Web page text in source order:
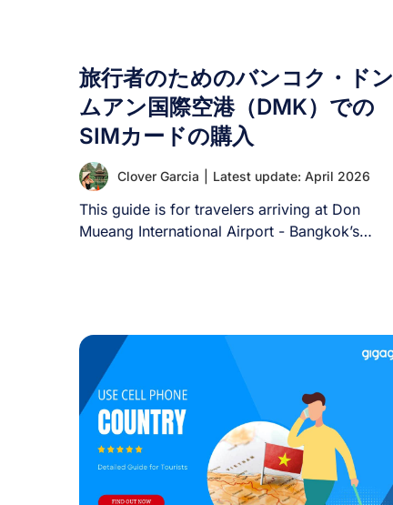
旅行者のためのバンコク・ドン
ムアン国際空港（DMK）での
SIMカードの購入
Clover Garcia Latest update: April 2026
This guide is for travelers arriving at Don
Mueang International Airport - Bangkok’s